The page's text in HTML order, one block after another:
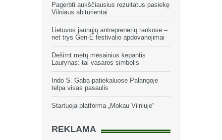
Pagerbti aukščiausius rezultatus pasiekę
Vilniaus abiturientai
Lietuvos jaunųjų antreprenerių rankose –
net trys Gen-E festivalio apdovanojimai
Dešimt metų mėsainius kepantis
Laurynas: tai vasaros simbolis
Indo S. Gaba patiekaluose Palangoje
telpa visas pasaulis
Startuoja platforma „Mokau Vilniuje“
REKLAMA